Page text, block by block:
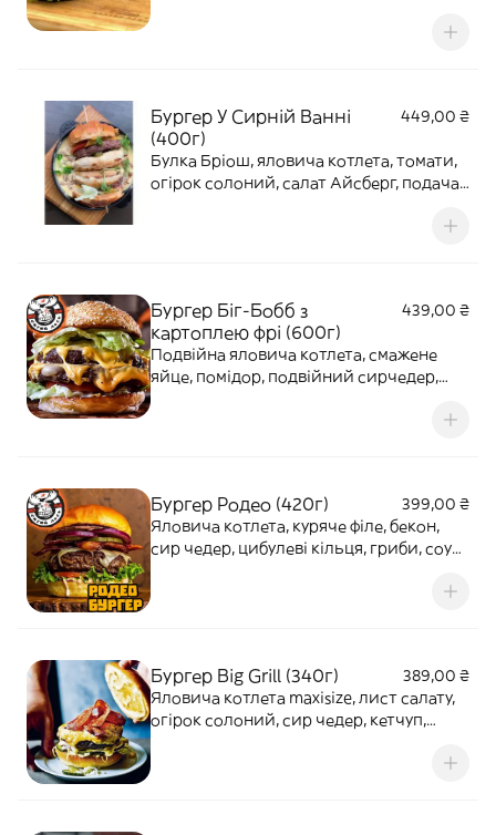
Бургер У Сирній Ванні
(400г)
449,00 ₴
Булка Бріош, яловича котлета, томати,
огірок солоний, салат Айсберг, подача
Бургер Біг-Бобб з
картоплею фрі (600г)
439,00 ₴
Подвійна яловича котлета, смажене
яйце, помідор, подвійний сирчедер,
Бургер Родео (420г)
399,00 ₴
Яловича котлета, куряче філе, бекон,
сир чедер, цибулеві кільця, гриби, соус
Бургер Big Grill (340г)
389,00 ₴
Яловича котлета maxisize, лист салату,
огірок солоний, сир чедер, кетчуп,